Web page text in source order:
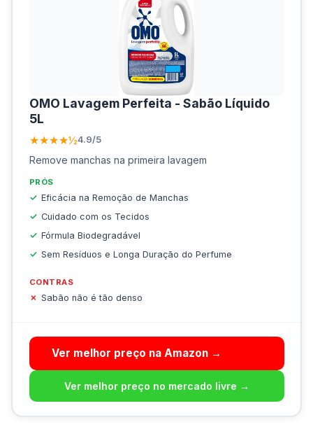
OMO Lavagem Perfeita - Sabão Líquido
5L
★★★★½4.9/5
Remove manchas na primeira lavagem
PRÓS
Eficácia na Remoção de Manchas
Cuidado com os Tecidos
Fórmula Biodegradável
Sem Resíduos e Longa Duração do Perfume
CONTRAS
Sabão não é tão denso
Ver melhor preço na Amazon →
Ver melhor preço no mercado livre →